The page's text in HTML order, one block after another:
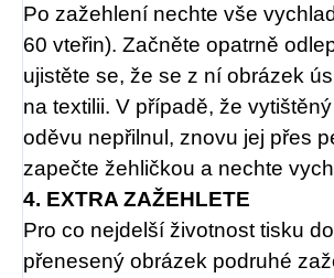
Po zažehlení nechte vše
60 vteřin). Začněte opatrně
ujistěte se, že se z ní obrázek
na textilii. V případě, že
oděvu nepřilnul, znovu jej přes
zapečte žehličkou a nechte
4. EXTRA ZAŽEHLETE
Pro co nejdelší životnost tisku
přenesený obrázek podruhé